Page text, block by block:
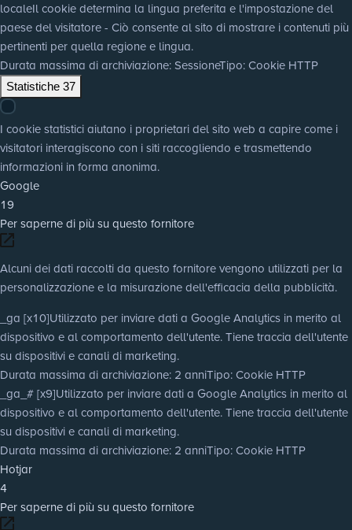
localeIl cookie determina la lingua preferita e l'impostazione del
paese del visitatore - Ciò consente al sito di mostrare i contenuti più
pertinenti per quella regione e lingua.
Durata massima di archiviazione: SessioneTipo: Cookie HTTP
Statistiche 37
I cookie statistici aiutano i proprietari del sito web a capire come i
visitatori interagiscono con i siti raccogliendo e trasmettendo
informazioni in forma anonima.
Google
19
Per saperne di più su questo fornitore
Alcuni dei dati raccolti da questo fornitore vengono utilizzati per la
personalizzazione e la misurazione dell'efficacia della pubblicità.
_ga [x10]Utilizzato per inviare dati a Google Analytics in merito al
dispositivo e al comportamento dell'utente. Tiene traccia dell'utente
su dispositivi e canali di marketing.
Durata massima di archiviazione: 2 anniTipo: Cookie HTTP
_ga_# [x9]Utilizzato per inviare dati a Google Analytics in merito al
dispositivo e al comportamento dell'utente. Tiene traccia dell'utente
su dispositivi e canali di marketing.
Durata massima di archiviazione: 2 anniTipo: Cookie HTTP
Hotjar
4
Per saperne di più su questo fornitore